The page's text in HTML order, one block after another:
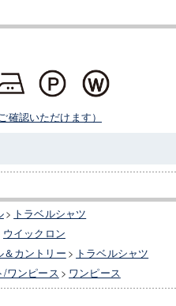
認いただけます）
> トラベルシャツ
ウイックロン
＆カントリー > トラベルシャツ
/ワンピース > ワンピース